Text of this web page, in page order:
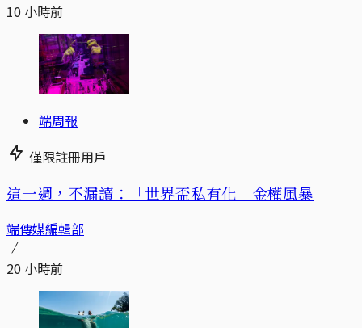
10 小時前
端周報
僅限註冊用戶
這一週，不漏讀：「世界盃私有化」金權風暴
端傳媒編輯部
20 小時前